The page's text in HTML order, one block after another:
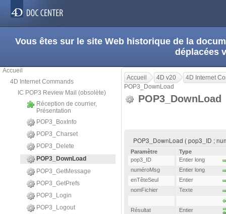
Vous êtes sur le site Web historique de la
déplacées
Accueil
4D Internet Commands
IC POP3 Review Mail (obsolète)
Réception de courrier,
Présentation
POP3_BoxInfo
POP3_Charset
POP3_Delete
POP3_DownLoad
POP3_GetMessage
POP3_GetPrefs
POP3_Login
POP3_Logout
Accueil 4D v20
4D Internet
POP3_DownLoad
POP3_DownLoad
POP3_DownLoad ( pop3_ID ;
Paramètre
Type
pop3_ID
Entier long
numéroMsg
Entier long
enTêteSeul
Entier
nomFichier
Texte
Résultat Entier